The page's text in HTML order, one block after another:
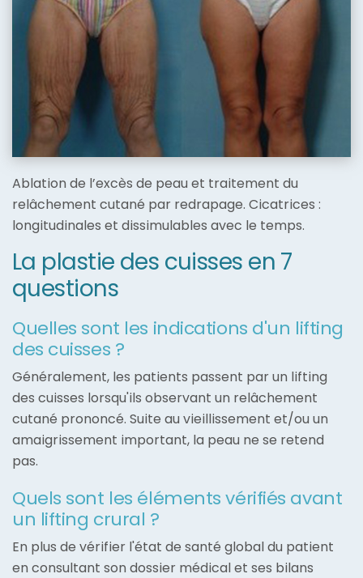
Ablation de l’excès de peau et traitement du
relâchement cutané par redrapage. Cicatrices :
longitudinales et dissimulables avec le temps.
La plastie des cuisses en 7
questions
Quelles sont les indications d'un lifting
des cuisses ?
Généralement, les patients passent par un lifting
des cuisses lorsqu'ils observant un relâchement
cutané prononcé. Suite au vieillissement et/ou un
amaigrissement important, la peau ne se retend
pas.
Quels sont les éléments vérifiés avant
un lifting crural ?
En plus de vérifier l'état de santé global du patient
en consultant son dossier médical et ses bilans